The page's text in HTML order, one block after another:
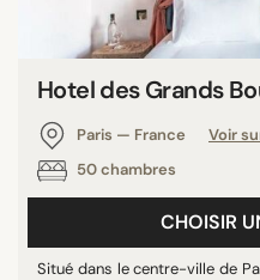
Hotel des Grands
Paris — France
Voir
50 chambres
CHOISIR
Situé dans le centre-ville de